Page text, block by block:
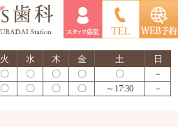
火 水 木 金 土
日
〇 〇 〇 〇 〇
－
〇 〇 〇 〇 ～17:30 －